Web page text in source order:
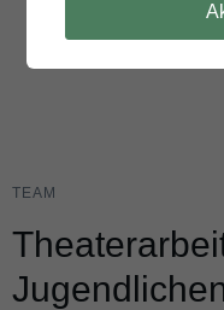
TEAM